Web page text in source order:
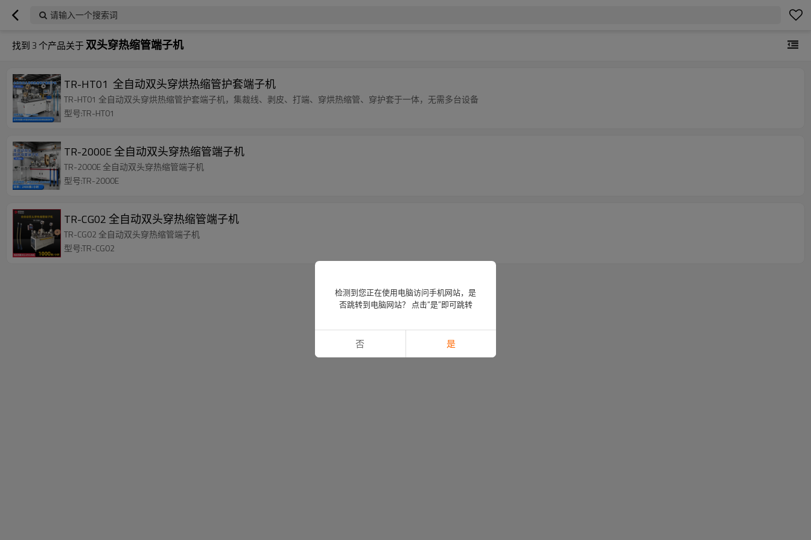
请输入一个搜索词
找到3个产品关于双头穿热缩管端子机
TR-HT01 全自动双头穿烘热缩管护套端子机
TR-HT01 全自动双头穿烘热缩管护套端子机，集裁线、剥皮、打端、穿烘热缩管、穿护套于一体，无需多台设备
型号:TR-HT01
TR-2000E 全自动双头穿热缩管端子机
TR-2000E 全自动双头穿热缩管端子机
型号:TR-2000E
TR-CG02 全自动双头穿热缩管端子机
TR-CG02 全自动双头穿热缩管端子机
型号:TR-CG02
检测到您正在使用电脑访问手机网站，是
否跳转到电脑网站？ 点击“是”即可跳转
否 是